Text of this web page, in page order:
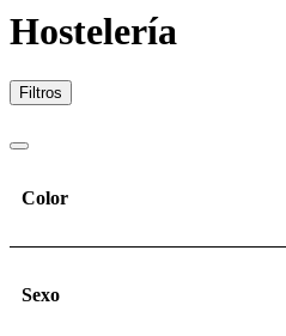
Hostelería
Filtros
Color
Sexo